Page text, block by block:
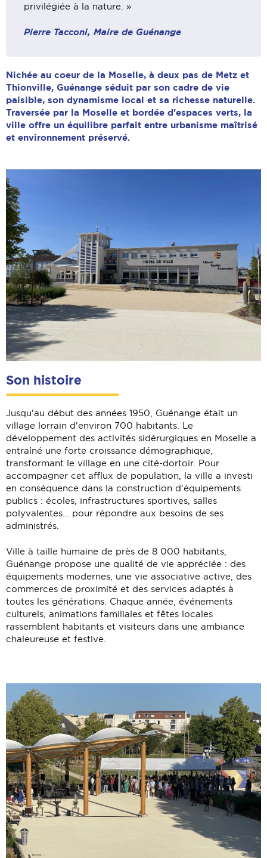
privilégiée à la nature. »
Pierre Tacconi, Maire de Guénange
Nichée au coeur de la Moselle, à deux pas de Metz et
Thionville, Guénange séduit par son cadre de vie
paisible, son dynamisme local et sa richesse naturelle.
Traversée par la Moselle et bordée d'espaces verts, la
ville offre un équilibre parfait entre urbanisme maîtrisé
et environnement préservé.
Son histoire
Jusqu'au début des années 1950, Guénange était un
village lorrain d'environ 700 habitants. Le
développement des activités sidérurgiques en Moselle a
entraîné une forte croissance démographique,
transformant le village en une cité-dortoir. Pour
accompagner cet afflux de population, la ville a investi
en conséquence dans la construction d'équipements
publics : écoles, infrastructures sportives, salles
polyvalentes… pour répondre aux besoins de ses
administrés.
Ville à taille humaine de près de 8 000 habitants,
Guénange propose une qualité de vie appréciée : des
équipements modernes, une vie associative active, des
commerces de proximité et des services adaptés à
toutes les générations. Chaque année, événements
culturels, animations familiales et fêtes locales
rassemblent habitants et visiteurs dans une ambiance
chaleureuse et festive.